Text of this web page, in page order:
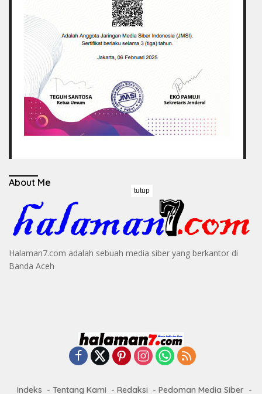
About Me
Halaman7.com adalah sebuah media siber yang berkantor di
Banda Aceh
Indeks Tentang Kami Redaksi Pedoman Media Siber
tutup